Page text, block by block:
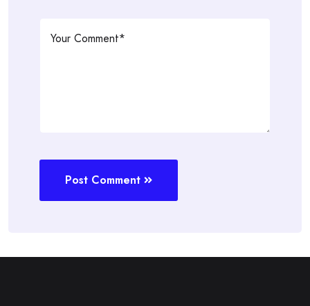
Post Comment